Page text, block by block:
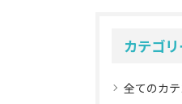
カテゴ
全てのカ